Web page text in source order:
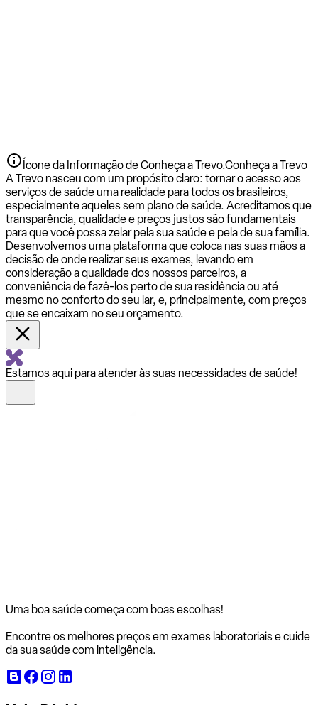
Ícone da Informação de Conheça a Trevo.Conheça a Trevo
A Trevo nasceu com um propósito claro: tornar o acesso aos
serviços de saúde uma realidade para todos os brasileiros,
especialmente aqueles sem plano de saúde. Acreditamos que
transparência, qualidade e preços justos são fundamentais
para que você possa zelar pela sua saúde e pela de sua família.
Desenvolvemos uma plataforma que coloca nas suas mãos a
decisão de onde realizar seus exames, levando em
consideração a qualidade dos nossos parceiros, a
conveniência de fazê-los perto de sua residência ou até
mesmo no conforto do seu lar, e, principalmente, com preços
que se encaixam no seu orçamento.
Estamos aqui para atender às suas necessidades de saúde!
Uma boa saúde começa com boas escolhas!
Encontre os melhores preços em exames laboratoriais e cuide
da sua saúde com inteligência.